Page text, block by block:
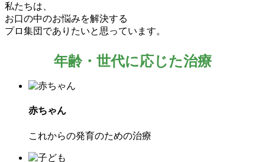
私たちは、
お口の中のお悩みを解決する
プロ集団でありたいと思っています。
年齢・世代に応じた治療
赤ちゃん
これからの発育のための治療